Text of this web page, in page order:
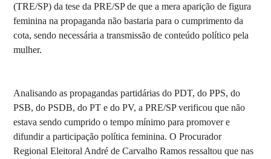
(TRE/SP) da tese da PRE/SP de que a mera aparição de figura
feminina na propaganda não bastaria para o cumprimento da
cota, sendo necessária a transmissão de conteúdo político pela
mulher.
Analisando as propagandas partidárias do PDT, do PPS, do
PSB, do PSDB, do PT e do PV, a PRE/SP verificou que não
estava sendo cumprido o tempo mínimo para promover e
difundir a participação política feminina. O Procurador
Regional Eleitoral André de Carvalho Ramos ressaltou que nas